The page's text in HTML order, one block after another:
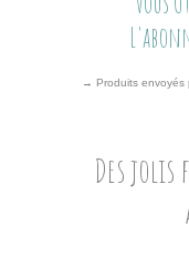
→ Produits envoyés
Des jolis